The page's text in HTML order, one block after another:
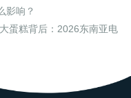
影响？
蛋糕背后：2026东南亚电